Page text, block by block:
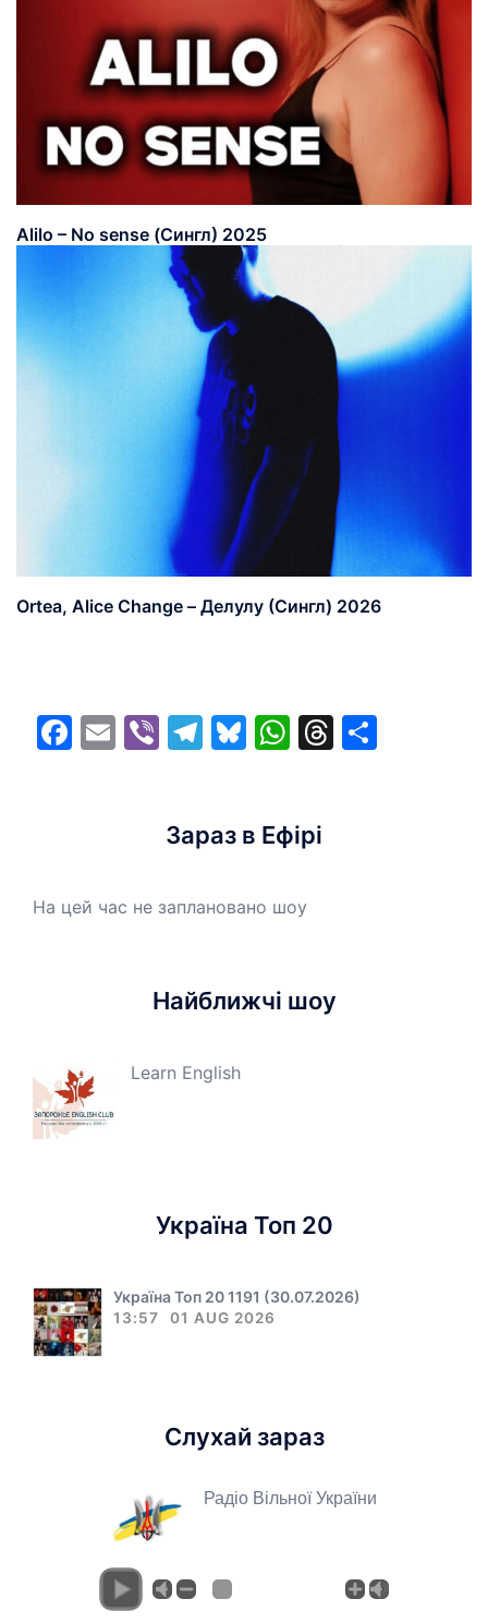
Alilo – No sense (Сингл) 2025
Ortea, Alice Change – Делулу (Сингл) 2026
Facebook
EmailViberTelegram
Bluesky
WhatsApp
Threads
Зараз в Ефірі
На цей час не заплановано шоу
Найближчі шоу
Learn English
Україна Топ 20
Україна Топ 20 1191 (30.07.2026)
13:57 01 AUG 2026
Слухай зараз
Радіо Вільної України